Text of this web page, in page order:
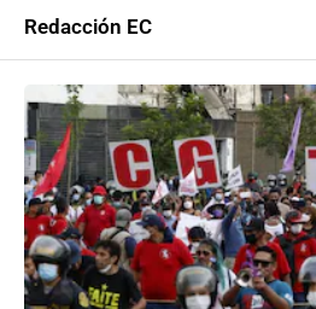
Redacción EC